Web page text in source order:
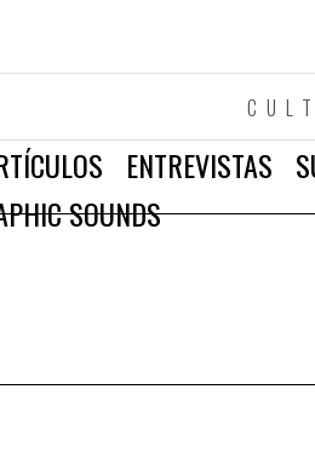
ENTREVISTAS
SOUNDS